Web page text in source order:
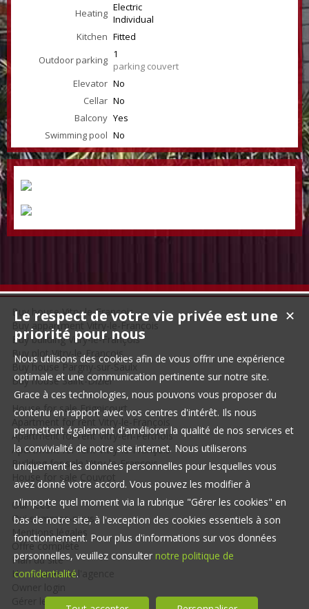
Heating Electric
Individual
Kitchen Fitted
Outdoor parking 1
parking couvert
Elevator No
Cellar No
Balcony Yes
Swimming pool No
Buy house Vitry-le-François
Buy appartment Vitry-le-François
Buy building Vitry-le-François
Buy plot Vitry-le-François
Buy house Pargny-sur-Saulx
Buy house Saint-Dizier
House for sale Frignicourt
Apartment for rent Vitry-le-François
Apartment for rent Vitry-en-Perthois
Apartment for rent Vitry-le-François
Building for sale Vitry-le-François
House for sale Couvrot
Our fees
Qui sommes-nous
Mentions légales
Offre complète
Plan du site
Honoraires de l'agence
Gérer les cookies
✕
Le respect de votre vie privée est une
priorité pour nous
Nous utilisons des cookies afin de vous offrir une expérience
optimale et une communication pertinente sur notre site.
Grace à ces technologies, nous pouvons vous proposer du
contenu en rapport avec vos centres d'intérêt. Ils nous
permettent également d'améliorer la qualité de nos services et
la convivialité de notre site internet. Nous utiliserons
uniquement les données personnelles pour lesquelles vous
avez donné votre accord. Vous pouvez les modifier à
n'importe quel moment via la rubrique "Gérer les cookies" en
bas de notre site, à l'exception des cookies essentiels à son
fonctionnement. Pour plus d'informations sur vos données
personnelles, veuillez consulter notre politique de
confidentialité.